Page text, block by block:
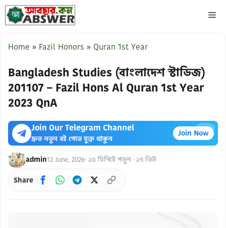
Skip
to
Home » Fazil Honors » Quran 1st Year
Bangladesh Studies (বাংলাদেশ স্টাডিজ)
201107 – Fazil Hons Al Quran 1st Year
2023 QnA
×
Join Our Telegram Channel
দ্রুত নতুন বই পেতে যুক্ত থাকুন
Join Now
admin12 June, 2026· ১৫ মিনিটে পড়ুন · ১৭ ভিউ
Share